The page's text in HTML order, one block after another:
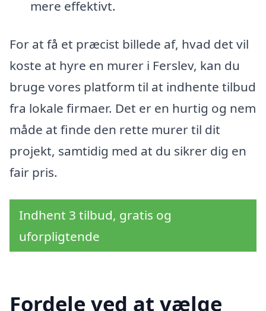
mere effektivt.
For at få et præcist billede af, hvad det vil
koste at hyre en murer i Ferslev, kan du
bruge vores platform til at indhente tilbud
fra lokale firmaer. Det er en hurtig og nem
måde at finde den rette murer til dit
projekt, samtidig med at du sikrer dig en
fair pris.
Indhent 3 tilbud, gratis og
uforpligtende
Fordele ved at vælge